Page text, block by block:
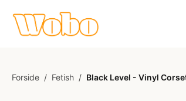
Forside / Fetish / Black Level - Vinyl